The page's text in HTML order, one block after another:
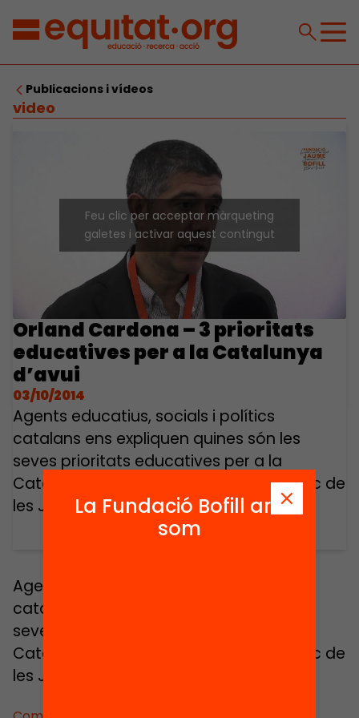
Publicacions i vídeos
video
Feu clic per acceptar màrqueting
galetes i activar aquest contingut
Orland Cardona – 3 prioritats
educatives per a la Catalunya
d’avui
03/10/2014
Agents educatius, socials i polítics
catalans ens expliquen quines són les
seves prioritats educatives per a la
Catalunya d’avui. Intervenció en el marc de
les Jornades Educació Avui 2012.
Agents educatius, socials i polítics
catalans ens expliquen quines són les
seves prioritats educatives per a la
Catalunya d’avui. Intervenció en el marc de
les Jornades Educació Avui 2012.
La Fundació Bofill ara
som